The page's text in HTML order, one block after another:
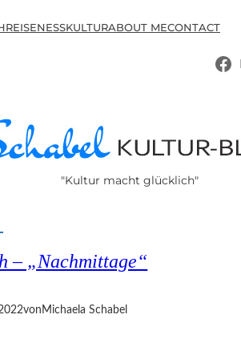
REISENESSKULTURABOUT MECONTACT
"Kultur macht glücklich"
– „Nachmittage“
von Michaela Schabel